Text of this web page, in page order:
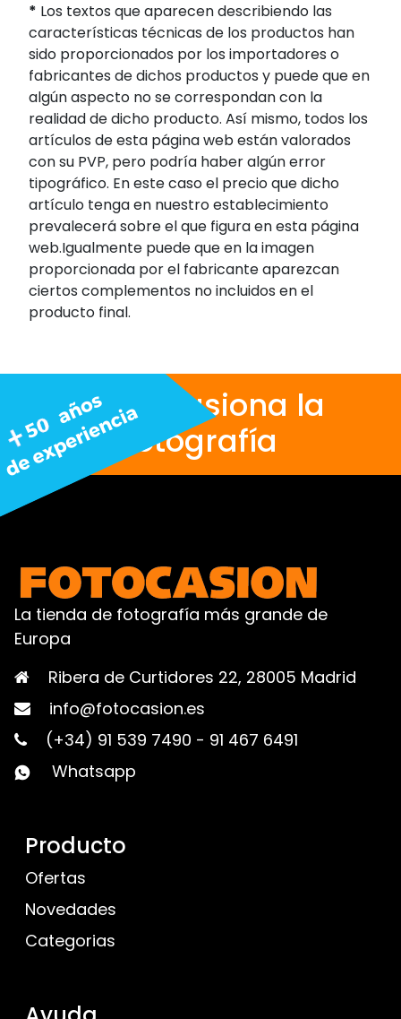
* Los textos que aparecen describiendo las
características técnicas de los productos han
sido proporcionados por los importadores o
fabricantes de dichos productos y puede que en
algún aspecto no se correspondan con la
realidad de dicho producto. Así mismo, todos los
artículos de esta página web están valorados
con su PVP, pero podría haber algún error
tipográfico. En este caso el precio que dicho
artículo tenga en nuestro establecimiento
prevalecerá sobre el que figura en esta página
web.Igualmente puede que en la imagen
proporcionada por el fabricante aparezcan
ciertos complementos no incluidos en el
producto final.
Nos apasiona la
fotografía
La tienda de fotografía más grande de
Europa
Ribera de Curtidores 22, 28005 Madrid
info@fotocasion.es
(+34) 91 539 7490 - 91 467 6491
Whatsapp
Producto
Ofertas
Novedades
Categorias